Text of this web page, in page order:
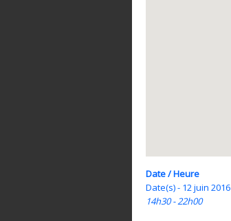
Date / Heure
Date(s) - 12 juin 2016
14h30 - 22h00